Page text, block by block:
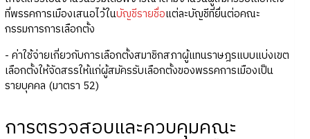
ที่พรรคการเมืองเสนอไว้ในบัญชีรายชื่อแต่ละบัญชีที่ยื่นต่อคณะ
กรรมการการเลือกตั้ง
- ค่าใช้จ่ายเกี่ยวกับการเลือกตั้งสมาชิกสภาผู้แทนราษฎรแบบแบ่งเขต
เลือกตั้งให้จัดสรรให้แก่ผู้สมัครรับเลือกตั้งของพรรคการเมืองเป็น
รายบุคคล (มาตรา 52)
การตรวจสอบและควบคุมคณะ